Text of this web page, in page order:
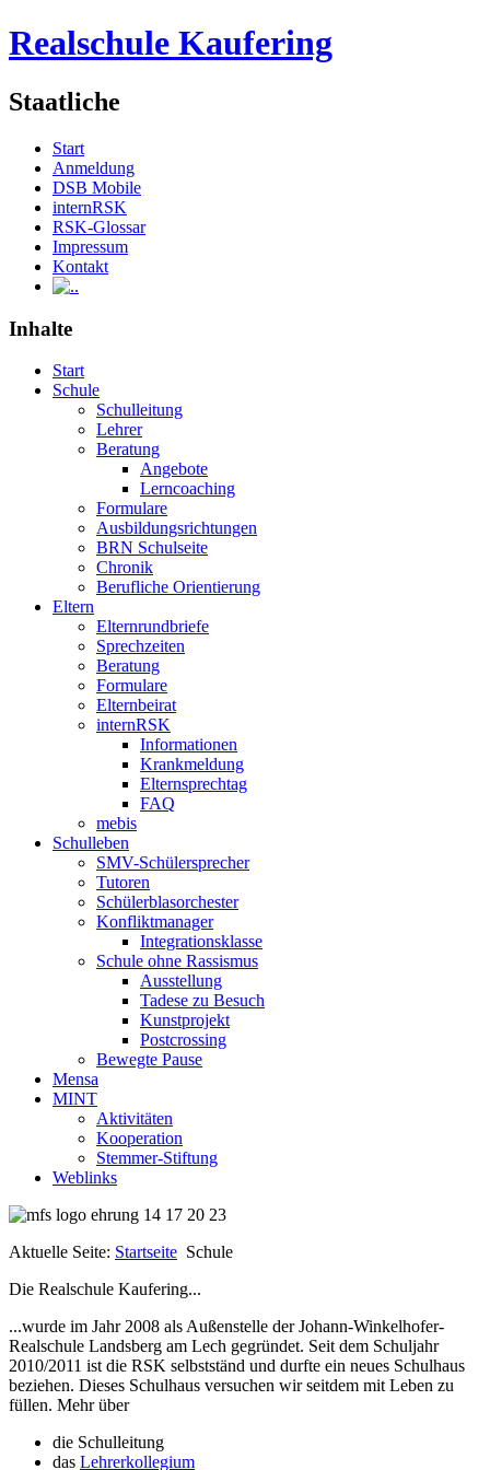
Realschule Kaufering
Staatliche
Start
Anmeldung
DSB Mobile
internRSK
RSK-Glossar
Impressum
Kontakt
.
Inhalte
Start
Schule
Schulleitung
Lehrer
Beratung
Angebote
Lerncoaching
Formulare
Ausbildungsrichtungen
BRN Schulseite
Chronik
Berufliche Orientierung
Eltern
Elternrundbriefe
Sprechzeiten
Beratung
Formulare
Elternbeirat
internRSK
Informationen
Krankmeldung
Elternsprechtag
FAQ
mebis
Schulleben
SMV-Schülersprecher
Tutoren
Schülerblasorchester
Konfliktmanager
Integrationsklasse
Schule ohne Rassismus
Ausstellung
Tadese zu Besuch
Kunstprojekt
Postcrossing
Bewegte Pause
Mensa
MINT
Aktivitäten
Kooperation
Stemmer-Stiftung
Weblinks
Aktuelle Seite: Startseite Schule
Die Realschule Kaufering...
...wurde im Jahr 2008 als Außenstelle der Johann-Winkelhofer-
Realschule Landsberg am Lech gegründet. Seit dem Schuljahr
2010/2011 ist die RSK selbstständ und durfte ein neues Schulhaus
beziehen. Dieses Schulhaus versuchen wir seitdem mit Leben zu
füllen. Mehr über
die Schulleitung
das Lehrerkollegium